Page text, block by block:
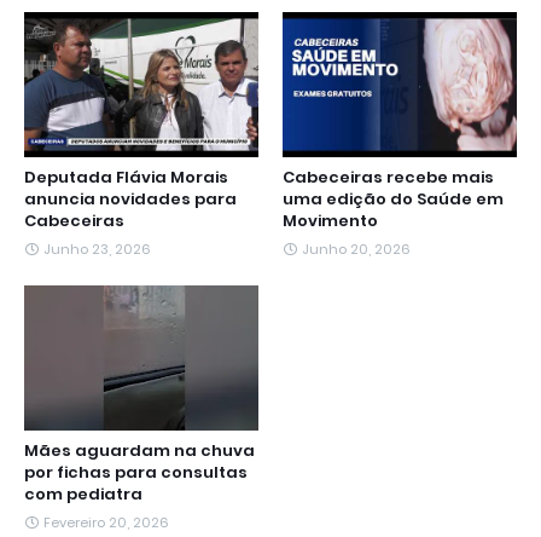
k
p
m
e
r
n
Deputada Flávia Morais
anuncia novidades para
Cabeceiras
Junho 23, 2026
Cabeceiras recebe mais
uma edição do Saúde em
Movimento
Junho 20, 2026
Mães aguardam na chuva
por fichas para consultas
com pediatra
Fevereiro 20, 2026